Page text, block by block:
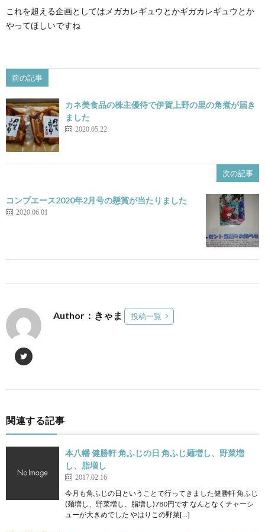
これを超える企画としてはメガカレギュウとかギガカレギュウとか
やってほしいですね
前の記事
カネ美食品の株主優待で伊賀上野の里の角煮が届き
ました
2020.05.22
次の記事
コンプエース2020年2月号の懸賞が当たりました
2020.06.01
Author：きゃま 投稿一覧
関連する記事
本八幡 健勝軒 角ふじの日 角ふじ麺増し、野菜増
し、脂増し
2017.02.16
今月も角ふじの日ということで行ってきました健勝軒 角ふじ
(麺増し、野菜増し、脂増し)780円です なんとなくチャーシ
ューが大きめでした やはりこの野菜[…]